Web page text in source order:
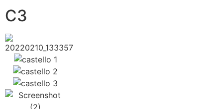
C3